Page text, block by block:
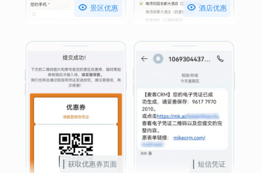
 景区优惠  酒店优惠
获取优惠券页面 短信凭证